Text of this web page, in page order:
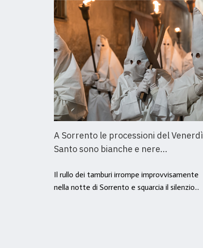
A Sorrento le processioni del Venerdì
Santo sono bianche e nere...
Il rullo dei tamburi irrompe improvvisamente
nella notte di Sorrento e squarcia il silenzio...